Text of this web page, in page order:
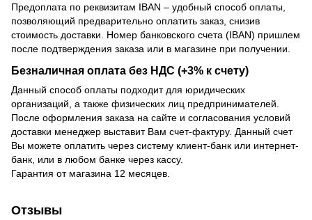
Предоплата по реквизитам IBAN – удобный способ оплаты,
позволяющий предварительно оплатить заказ, снизив
стоимость доставки. Номер банковского счета (IBAN) пришлем
после подтверждения заказа или в магазине при получении.
Безналичная оплата без НДС (+3% к счету)
Данный способ оплаты подходит для юридических
организаций, а также физических лиц предпринимателей.
После оформления заказа на сайте и согласования условий
доставки менеджер выставит Вам счет-фактуру. Данный счет
Вы можете оплатить через систему клиент-банк или интернет-
банк, или в любом банке через кассу.
Гарантия от магазина 12 месяцев.
Отзывы